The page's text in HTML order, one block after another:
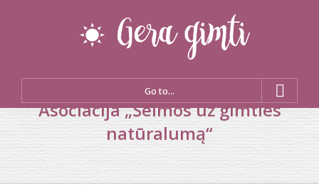
Go to...
Asociacija „Šeimos už gimties
natūralumą“